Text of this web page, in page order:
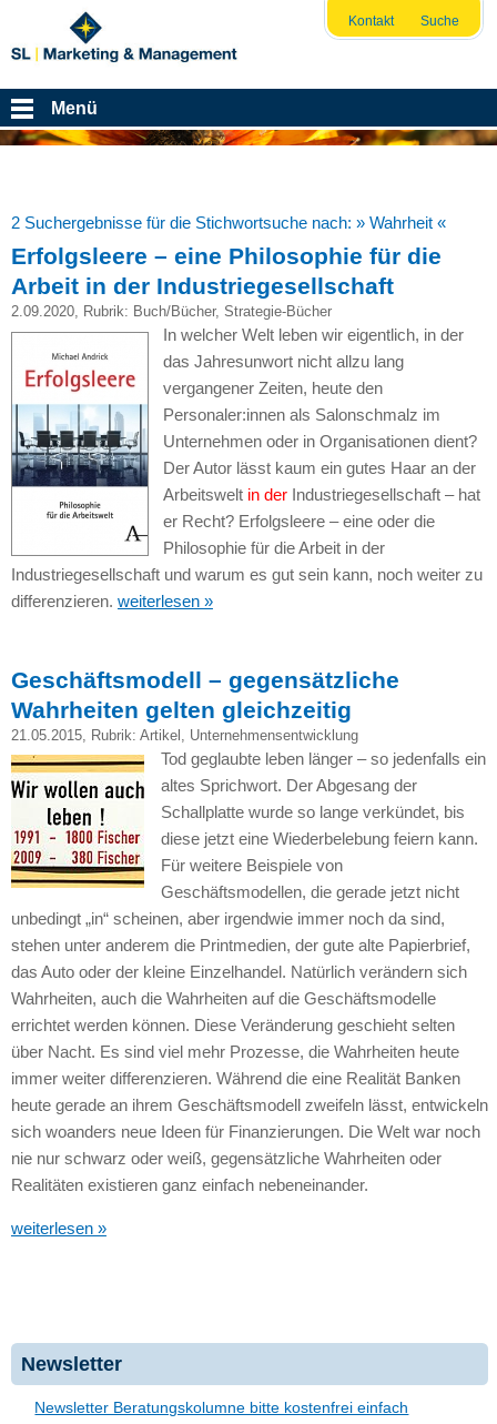
Kontakt Suche
Menü
2 Suchergebnisse für die Stichwortsuche nach: » Wahrheit «
Erfolgsleere – eine Philosophie für die
Arbeit in der Industriegesellschaft
2.09.2020, Rubrik: Buch/Bücher, Strategie-Bücher
In welcher Welt leben wir eigentlich, in der
das Jahresunwort nicht allzu lang
vergangener Zeiten, heute den
Personaler:innen als Salonschmalz im
Unternehmen oder in Organisationen dient?
Der Autor lässt kaum ein gutes Haar an der
Arbeitswelt in derIndustriegesellschaft – hat
er Recht? Erfolgsleere – eine oder die
Philosophie für die Arbeit in der
Industriegesellschaft und warum es gut sein kann, noch weiter zu
differenzieren. weiterlesen »
Geschäftsmodell – gegensätzliche
Wahrheiten gelten gleichzeitig
21.05.2015, Rubrik: Artikel , Unternehmensentwicklung
Tod geglaubte leben länger – so jedenfalls ein
altes Sprichwort. Der Abgesang der
Schallplatte wurde so lange verkündet, bis
diese jetzt eine Wiederbelebung feiern kann.
Für weitere Beispiele von
Geschäftsmodellen, die gerade jetzt nicht
unbedingt „in“ scheinen, aber irgendwie immer noch da sind,
stehen unter anderem die Printmedien, der gute alte Papierbrief,
das Auto oder der kleine Einzelhandel. Natürlich verändern sich
Wahrheiten, auch die Wahrheiten auf die Geschäftsmodelle
errichtet werden können. Diese Veränderung geschieht selten
über Nacht. Es sind viel mehr Prozesse, die Wahrheiten heute
immer weiter differenzieren. Während die eine Realität Banken
heute gerade an ihrem Geschäftsmodell zweifeln lässt, entwickeln
sich woanders neue Ideen für Finanzierungen. Die Welt war noch
nie nur schwarz oder weiß, gegensätzliche Wahrheiten oder
Realitäten existieren ganz einfach nebeneinander.
weiterlesen »
Newsletter
Newsletter Beratungskolumne bitte kostenfrei einfach